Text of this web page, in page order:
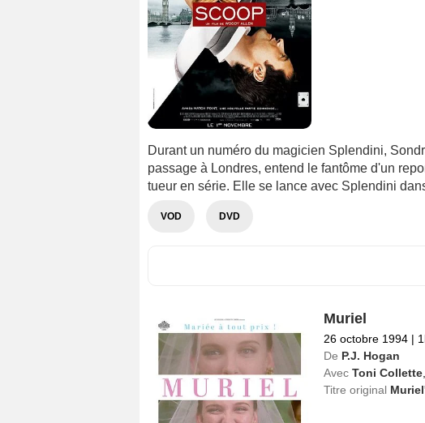
Durant un numéro du magicien Splendini,
passage à Londres, entend le fantôme d'un
tueur en série. Elle se lance avec Splendini
VOD DVD
Muriel
26 octobre 1994 |
De P.J. Hogan
Avec Toni Collette,
Titre original